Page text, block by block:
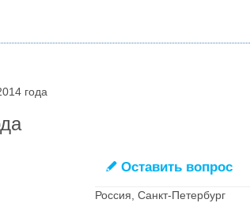
года
✎ Оставить вопрос
Россия, Санкт-Петербург